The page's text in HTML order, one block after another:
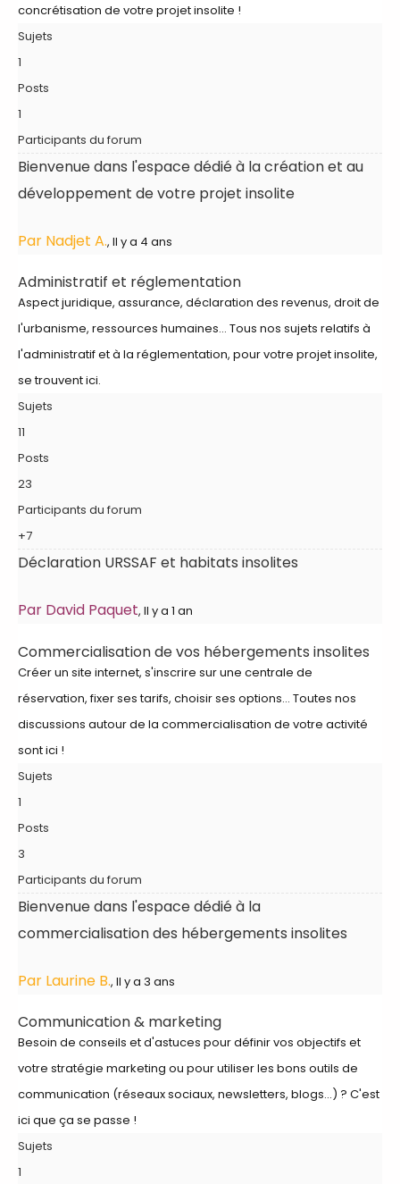
concrétisation de votre projet insolite !
Sujets
1
Posts
1
Participants du forum
Bienvenue dans l'espace dédié à la création et au
développement de votre projet insolite
Par Nadjet A., Il y a 4 ans
Administratif et réglementation
Aspect juridique, assurance, déclaration des revenus, droit de
l'urbanisme, ressources humaines... Tous nos sujets relatifs à
l'administratif et à la réglementation, pour votre projet insolite,
se trouvent ici.
Sujets
11
Posts
23
Participants du forum
+7
Déclaration URSSAF et habitats insolites
Par David Paquet, Il y a 1 an
Commercialisation de vos hébergements insolites
Créer un site internet, s'inscrire sur une centrale de
réservation, fixer ses tarifs, choisir ses options... Toutes nos
discussions autour de la commercialisation de votre activité
sont ici !
Sujets
1
Posts
3
Participants du forum
Bienvenue dans l'espace dédié à la
commercialisation des hébergements insolites
Par Laurine B., Il y a 3 ans
Communication & marketing
Besoin de conseils et d'astuces pour définir vos objectifs et
votre stratégie marketing ou pour utiliser les bons outils de
communication (réseaux sociaux, newsletters, blogs...) ? C'est
ici que ça se passe !
Sujets
1